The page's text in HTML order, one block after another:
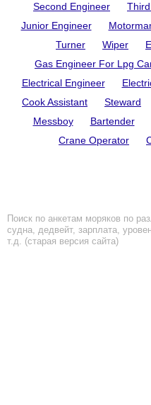
Second Engineer
Junior Engineer
Turner
Wiper
Gas Engineer For Lpg
Electrical Engineer
Cook Assistant
Steward
Messboy
Bartender
Crane Operator
Поиск по анкетам моряков по
судна, дедвейт, зарплата,
т.д. (старая версия сайта)